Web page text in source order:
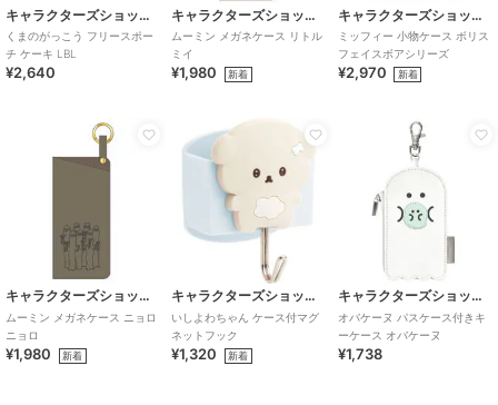
キャラクターズショップ ラフラフ
くまのがっこう フリースポー
チ ケーキ LBL
¥2,640
キャラクターズショップ ラフラフ
ムーミン メガネケース リトル
ミイ
¥1,980 新着
キャラクターズショップ ラフラフ
ミッフィー 小物ケース ボリス
フェイスボアシリーズ
¥2,970 新着
キャラクターズショップ ラフラフ
ムーミン メガネケース ニョロ
ニョロ
¥1,980 新着
キャラクターズショップ ラフラフ
いしよわちゃん ケース付マグ
ネットフック
¥1,320 新着
キャラクターズショップ ラフラフ
オバケーヌ パスケース付きキ
ーケース オバケーヌ
¥1,738